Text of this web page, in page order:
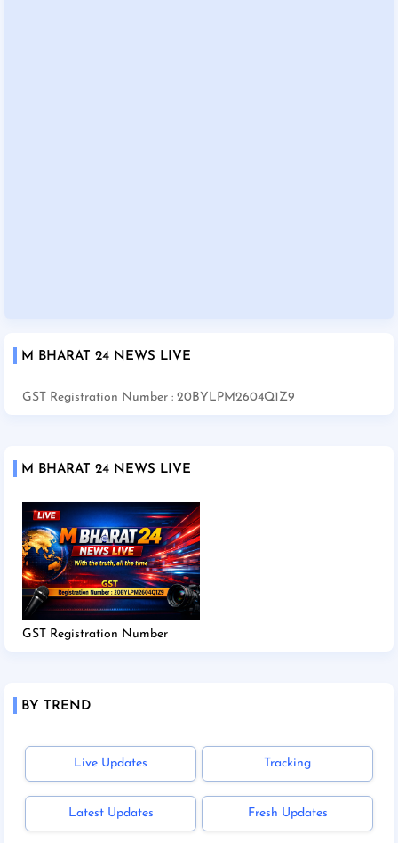
M BHARAT 24 NEWS LIVE
GST Registration Number : 20BYLPM2604Q1Z9
M BHARAT 24 NEWS LIVE
GST Registration Number
BY TREND
Live Updates Tracking
Latest Updates Fresh Updates